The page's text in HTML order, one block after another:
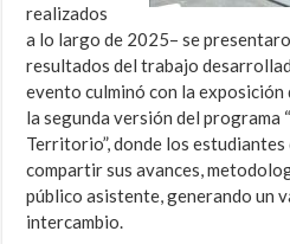
realizados
a lo largo de 2025– se
resultados del trabajo
evento culminó con la
la segunda versión del programa
Territorio”, donde los
compartir sus avances,
público asistente, generando un
intercambio.